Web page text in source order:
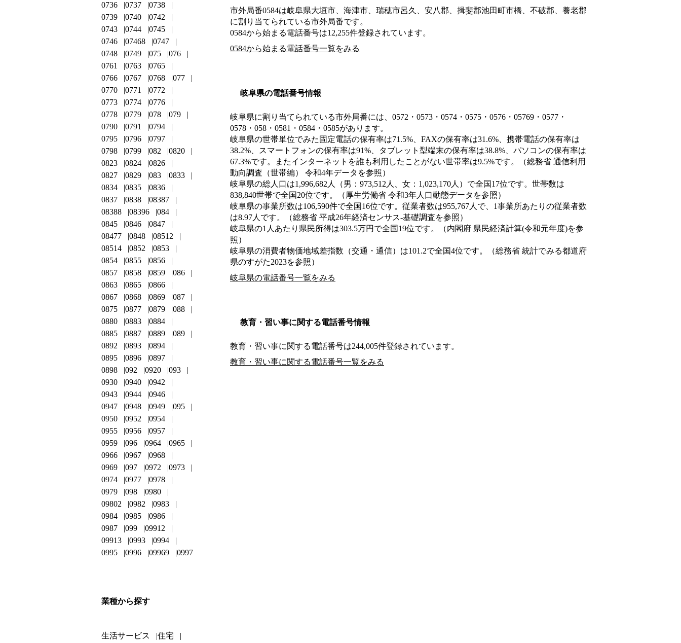
市外局番0584は岐阜県大垣市、海津市、瑞穂市呂久、安八郡、揖斐郡池田町市橋、不破郡、養老郡
に割り当てられている市外局番です。
0584から始まる電話番号は12,255件登録されています。
0584から始まる電話番号一覧をみる
岐阜県の電話番号情報
岐阜県に割り当てられている市外局番には、0572・0573・0574・0575・0576・05769・0577・
0578・058・0581・0584・0585があります。
岐阜県の世帯単位でみた固定電話の保有率は71.5%、FAXの保有率は31.6%、携帯電話の保有率は
38.2%、スマートフォンの保有率は91%、タブレット型端末の保有率は38.8%、パソコンの保有率は
67.3%です。またインターネットを誰も利用したことがない世帯率は9.5%です。（総務省 通信利用
動向調査（世帯編） 令和4年データを参照）
岐阜県の総人口は1,996,682人（男：973,512人、女：1,023,170人）で全国17位です。世帯数は
838,840世帯で全国20位です。（厚生労働省 令和3年人口動態データを参照）
岐阜県の事業所数は106,590件で全国16位です。従業者数は955,767人で、1事業所あたりの従業者数
は8.97人です。（総務省 平成26年経済センサス‐基礎調査を参照）
岐阜県の1人あたり県民所得は303.5万円で全国19位です。（内閣府 県民経済計算(令和元年度)を参
照）
岐阜県の消費者物価地域差指数（交通・通信）は101.2で全国4位です。（総務省 統計でみる都道府
県のすがた2023を参照）
岐阜県の電話番号一覧をみる
教育・習い事に関する電話番号情報
教育・習い事に関する電話番号は244,005件登録されています。
教育・習い事に関する電話番号一覧をみる
0736
0737
0738
0739
0740
0742
0743
0744
0745
0746
07468
0747
0748
0749 075
076
0761
0763
0765
0766
0767 0768
077
0770
0771
0772
0773
0774
0776
0778
0779 078
079
0790
0791
0794
0795
0796
0797
0798
0799 082
0820
0823
0824
0826
0827
0829 083
0833
0834
0835
0836
0837
0838
08387
08388
08396
084
0845
0846
0847
08477
0848
08512
08514
0852
0853
0854
0855
0856
0857
0858 0859
086
0863
0865
0866
0867
0868 0869
087
0875
0877 0879
088
0880
0883
0884
0885
0887 0889
089
0892
0893
0894
0895
0896
0897
0898
092 0920
093
0930
0940
0942
0943
0944
0946
0947
0948 0949
095
0950
0952
0954
0955
0956
0957
0959
096 0964
0965
0966
0967
0968
0969
097 0972
0973
0974
0977
0978
0979
098
0980
09802
0982
0983
0984
0985
0986
0987
099
09912
09913
0993
0994
0995
0996 09969 0997
業種から探す
生活サービス 住宅